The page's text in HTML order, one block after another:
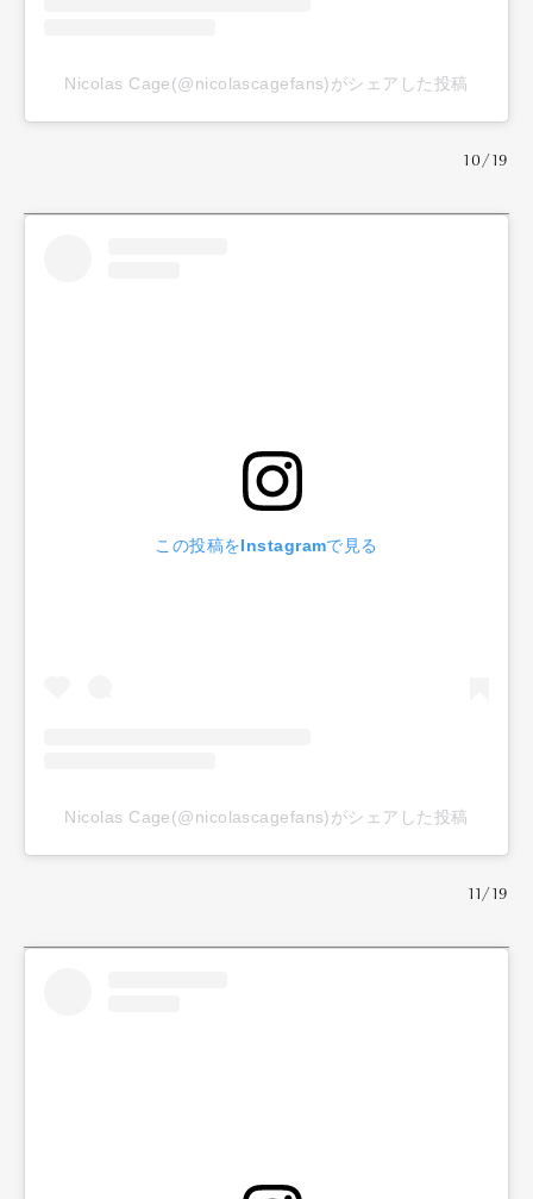
Nicolas Cage(@nicolascagefans)がシェアした投稿
10/19
この投稿をInstagramで見る
Nicolas Cage(@nicolascagefans)がシェアした投稿
11/19